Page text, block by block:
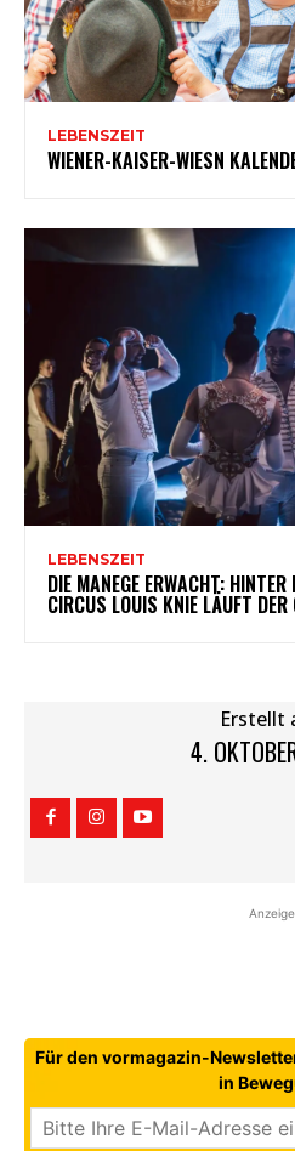
LEBENSZEIT
WIENER-KAISER-WIESN
LEBENSZEIT
DIE MANEGE ERWACHT:
CIRCUS LOUIS KNIE LÄUFT DER
Erstellt
4.
Anzeige
Für den vormagazin-
in